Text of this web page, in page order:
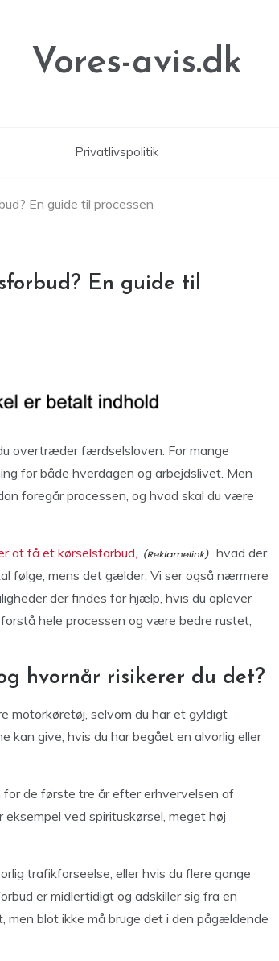
Vores-avis.dk
Privatlivspolitik
En guide til processen
En guide til
overtræder færdselsloven. For mange
for både hverdagen og arbejdslivet. Men
foregår processen, og hvad skal du være
at få et kørselsforbud,
hvad der
følge, mens det gælder. Vi ser også nærmere
der findes for hjælp, hvis du oplever
hele processen og være bedre rustet,
hvornår risikerer du det?
motorkøretøj, selvom du har et gyldigt
kan give, hvis du har begået en alvorlig eller
de første tre år efter erhvervelsen af
ved spirituskørsel, meget høj
trafikforseelse, eller hvis du flere gange
er midlertidigt og adskiller sig fra en
blot ikke må bruge det i den pågældende